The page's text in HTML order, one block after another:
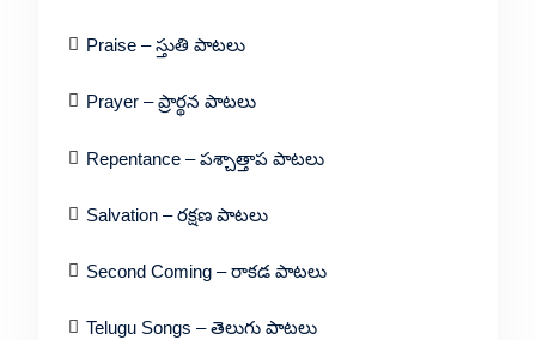
Praise – స్తుతి పాటలు
Prayer – ప్రార్థన పాటలు
Repentance – పశ్చాత్తాప పాటలు
Salvation – రక్షణ పాటలు
Second Coming – రాకడ పాటలు
Telugu Songs – తెలుగు పాటలు